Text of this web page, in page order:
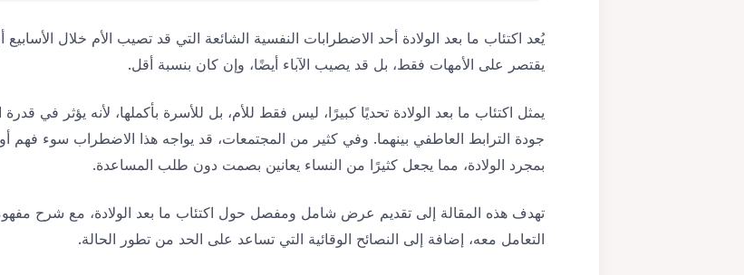
يُعد اكتئاب ما بعد الولادة أحد الاضطرابات النفسية الشائعة التي قد تصيب الأم خلال
يقتصر على الأمهات فقط، بل قد يصيب الآباء أيضًا، وإن كان بنسبة أقل.
يمثل اكتئاب ما بعد الولادة تحديًا كبيرًا، ليس فقط للأم، بل للأسرة بأكملها، لأنه يؤثر في
جودة الترابط العاطفي بينهما. وفي كثير من المجتمعات، قد يواجه هذا الاضطراب سوء فهم
بمجرد الولادة، مما يجعل كثيرًا من النساء يعانين بصمت دون طلب المساعدة.
تهدف هذه المقالة إلى تقديم عرض شامل ومفصل حول اكتئاب ما بعد الولادة، مع شرح
التعامل معه، إضافة إلى النصائح الوقائية التي تساعد على الحد من تطور الحالة.